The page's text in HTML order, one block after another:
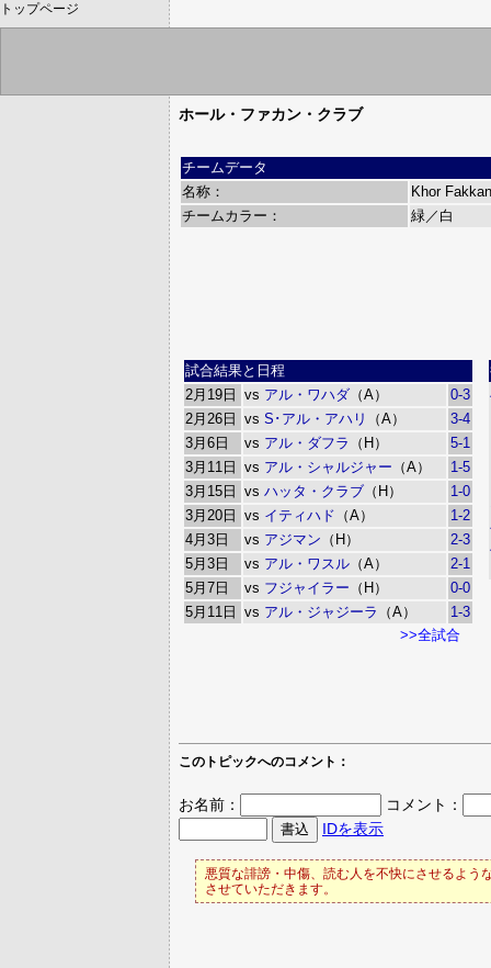
トップページ
ホール・ファカン・クラブ
チームデータ
名称：
Khor
チームカラー：
緑／白
試合結果と日程
2月19日
vs アル・ワハダ （A）
0-3
2月26日
vs S･アル・アハリ （A）
3-4
3月6日
vs アル・ダフラ （H）
5-1
3月11日
vs アル・シャルジャー （A）
1-5
3月15日
vs ハッタ・クラブ （H）
1-0
3月20日
vs イティハド （A）
1-2
4月3日
vs アジマン （H）
2-3
5月3日
vs アル・ワスル （A）
2-1
5月7日
vs フジャイラー （H）
0-0
5月11日
vs アル・ジャジーラ （A）
1-3
>>全試合
このトピックへのコメント：
お名前：
コメント：
IDを表示
悪質な誹謗・中傷、読む人を不快にさせるよう
させていただきます。